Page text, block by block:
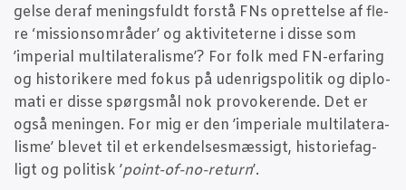
gel­se der­af menings­fuldt for­stå FNs opret­tel­se af fle­
re ‘mis­sions­om­rå­der’ og akti­vi­te­ter­ne i dis­se som
’impe­ri­al mul­ti­la­te­ra­lis­me’? For folk med FN-erfa­ring
og histo­ri­ke­re med fokus på uden­rigs­po­li­tik og diplo­
ma­ti er dis­se spørgs­mål nok pro­vo­ke­ren­de. Det er
også menin­gen. For mig er den ’impe­ri­a­le mul­ti­la­te­ra­
lis­me’ ble­vet til et erken­del­ses­mæs­sigt, histo­ri­e­fag­
ligt og poli­tisk ’point-of-no-return’.